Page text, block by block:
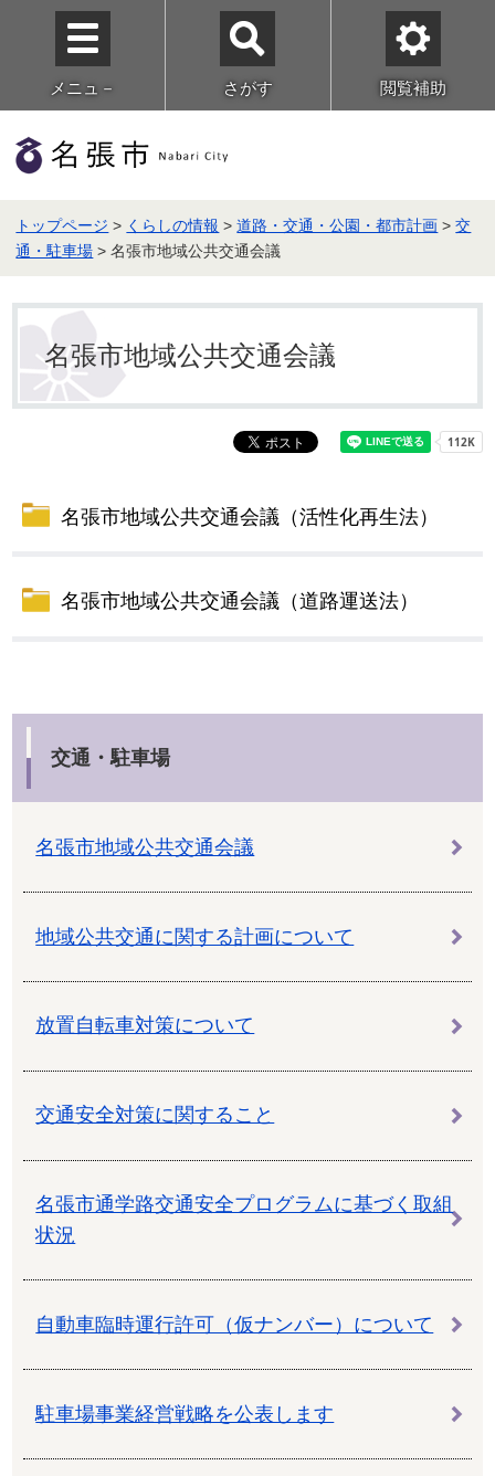
メニュ－ さがす 閲覧補助
トップページ > くらしの情報 >道路・交通・公園・都市計画 >交
通・駐車場 > 名張市地域公共交通会議
名張市地域公共交通会議
名張市地域公共交通会議（活性化再生法）
名張市地域公共交通会議（道路運送法）
交通・駐車場
名張市地域公共交通会議
地域公共交通に関する計画について
放置自転車対策について
交通安全対策に関すること
名張市通学路交通安全プログラムに基づく取組
状況
自動車臨時運行許可（仮ナンバー）について
駐車場事業経営戦略を公表します